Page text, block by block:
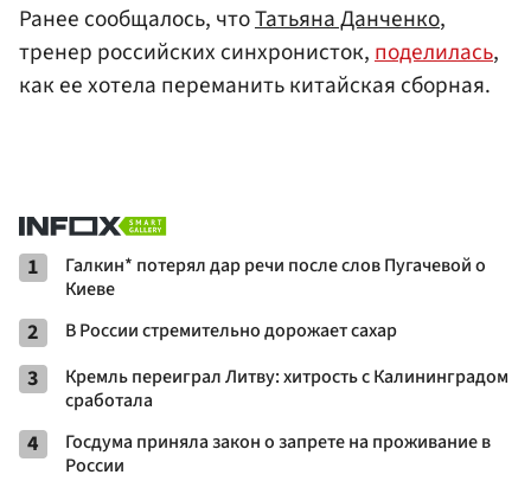
Ранее сообщалось, чтоТатьяна Данченко,
тренер российских синхронисток,поделилась,
как ее хотела переманить китайская сборная.
1
Галкин* потерял дар речи после слов Пугачевой о
Киеве
2 В России стремительно дорожает сахар
3
Кремль переиграл Литву: хитрость с Калининградом
сработала
4
Госдума приняла закон о запрете на проживание в
России